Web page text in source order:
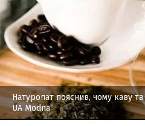
Натуропат пояснив, чому каву
UA Modna